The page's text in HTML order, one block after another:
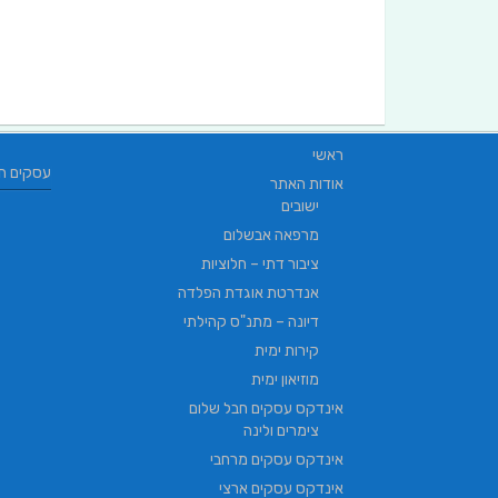
עסקים
ראשי
אודות האתר
ישובים
מרפאה אבשלום
ציבור דתי – חלוציות
אנדרטת אוגדת הפלדה
דיונה – מתנ"ס קהילתי
קירות ימית
מוזיאון ימית
אינדקס עסקים חבל שלום
צימרים ולינה
אינדקס עסקים מרחבי
אינדקס עסקים ארצי